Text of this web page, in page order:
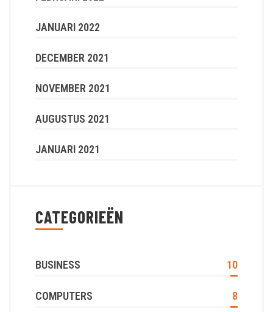
JANUARI 2022
DECEMBER 2021
NOVEMBER 2021
AUGUSTUS 2021
JANUARI 2021
CATEGORIEËN
BUSINESS 10
COMPUTERS 8